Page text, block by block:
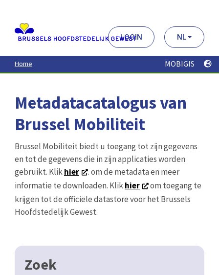
contenu
principal
LOGIN NL
Home MOBIGIS
Metadatacatalogus van
Brussel Mobiliteit
Brussel Mobiliteit biedt u toegang tot zijn gegevens
en tot de gegevens die in zijn applicaties worden
gebruikt. Klikhier
. om de metadata en meer
informatie te downloaden. Klikhier
om toegang te
krijgen tot de officiële datastore voor het Brussels
Hoofdstedelijk Gewest.
Zoek